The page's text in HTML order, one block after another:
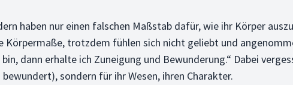
haben nur einen falschen Maßstab dafür, wie ihr Körper
trotzdem fühlen sich nicht geliebt und
dann erhalte ich Zuneigung und Bewunderung.“ Dabei
sondern für ihr Wesen, ihren Charakter.